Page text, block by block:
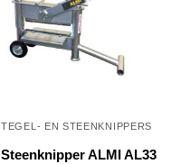
TEGEL- EN STEENKNIPPERS
Steenknipper ALMI AL33